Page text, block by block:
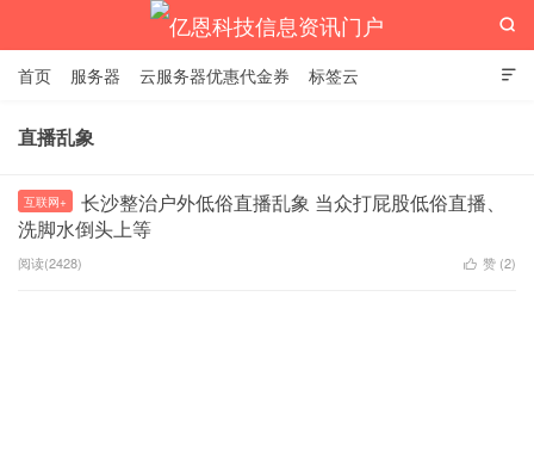
亿恩科技信息资讯门户

首页 服务器 云服务器优惠代金券 标签云

直播乱象
互联网+
长沙整治户外低俗直播乱象 当众打屁股低俗直播、
洗脚水倒头上等
阅读(2428)  赞 (2)